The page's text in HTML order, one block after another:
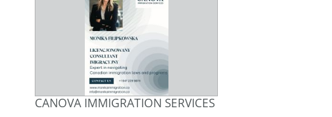
CANOVA IMMIGRATION SERVICES